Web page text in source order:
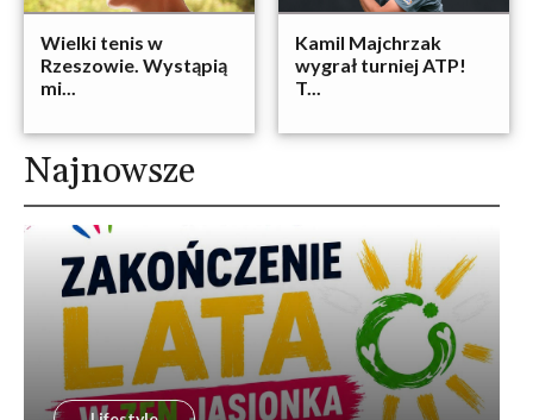
Wielki tenis w
Rzeszowie. Wystąpią
mi...
Kamil Majchrzak
wygrał turniej ATP!
T...
Najnowsze